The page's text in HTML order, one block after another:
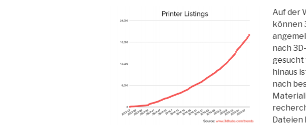
Auf der
können
nach
gesucht
hinaus
nach
Dateien